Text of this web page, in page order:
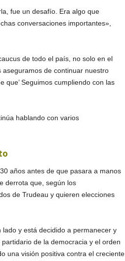
fue un desafío. Era algo que
conversaciones importantes»,
de todo el país, no solo en el
de continuar nuestro
que’ Seguimos cumpliendo con las
hablando con varios
años antes de que pasara a manos
derrota que, según los
​​de Trudeau y quieren elecciones
y está decidido a permanecer y
de la democracia y el orden
una visión positiva contra el creciente